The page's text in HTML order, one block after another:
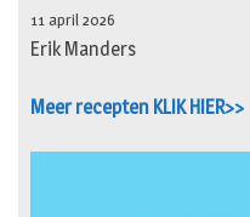
11 april 2026
Erik Manders
Meer recepten KLIK HIER>>